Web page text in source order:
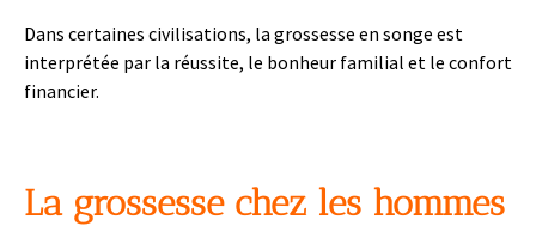
Dans certaines civilisations, la grossesse en songe est
interprétée par la réussite, le bonheur familial et le confort
financier.
La grossesse chez les hommes